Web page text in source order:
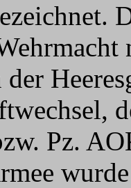
der
Pz.